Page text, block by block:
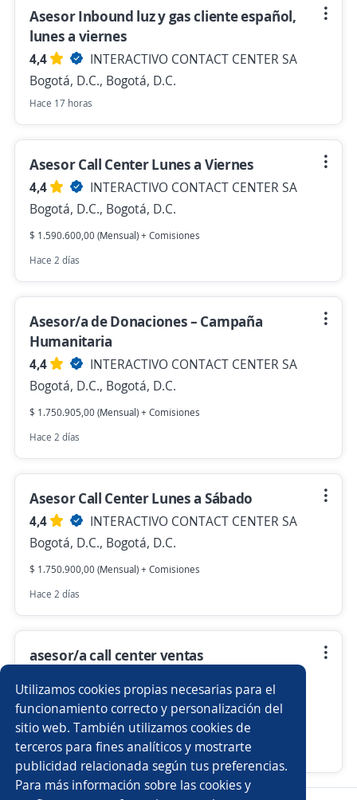
Utilizamos cookies propias necesarias para el
funcionamiento correcto y personalización del
sitio web. También utilizamos cookies de
terceros para fines analíticos y mostrarte
publicidad relacionada según tus preferencias.
Para más información sobre las cookies y
Asesor Inbound luz y gas cliente español,
lunes a viernes
4,4
INTERACTIVO CONTACT CENTER SA
Bogotá, D.C., Bogotá, D.C.
Hace 17 horas
Asesor Call Center Lunes a Viernes
4,4
INTERACTIVO CONTACT CENTER SA
Bogotá, D.C., Bogotá, D.C.
$ 1.590.600,00 (Mensual) + Comisiones
Hace 2 días
Asesor/a de Donaciones – Campaña
Humanitaria
4,4
INTERACTIVO CONTACT CENTER SA
Bogotá, D.C., Bogotá, D.C.
$ 1.750.905,00 (Mensual) + Comisiones
Hace 2 días
Asesor Call Center Lunes a Sábado
4,4
INTERACTIVO CONTACT CENTER SA
Bogotá, D.C., Bogotá, D.C.
$ 1.750.900,00 (Mensual) + Comisiones
Hace 2 días
asesor/a call center ventas
Bogotá, D.C., Bogotá, D.C.
$ 1.750.905,00 (Mensual) + Comisiones
Hace 2 días